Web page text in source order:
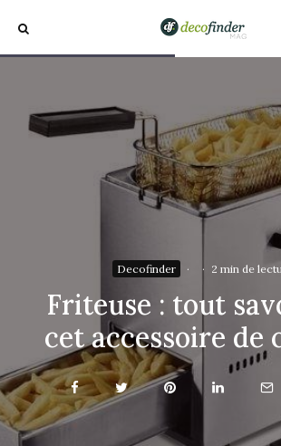
Decofinder · · 2 min de
Friteuse : tout
cet accessoire de